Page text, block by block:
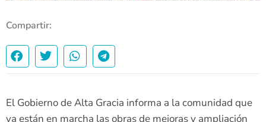
Compartir:
El Gobierno de Alta Gracia informa a la comunidad que
ya están en marcha las obras de mejoras y ampliación